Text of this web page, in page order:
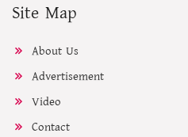
Site Map
About Us
Advertisement
Video
Contact